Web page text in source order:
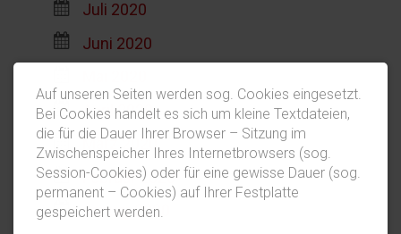
Juli 2020
Juni 2020
April 2020
März 2020
Februar 2020
Januar 2020
Auf unseren Seiten werden sog. Cookies eingesetzt.
Bei Cookies handelt es sich um kleine Textdateien,
die für die Dauer Ihrer Browser – Sitzung im
Zwischenspeicher Ihres Internetbrowsers (sog.
Session-Cookies) oder für eine gewisse Dauer (sog.
permanent – Cookies) auf Ihrer Festplatte
gespeichert werden.